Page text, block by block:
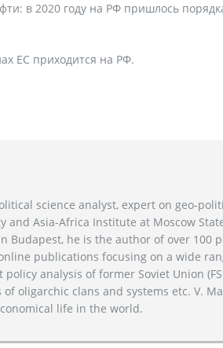
в 2020 году на РФ пришлось
ЕС приходится на РФ.
science analyst, expert on geo-
and Asia-Africa Institute at Moscow
Budapest, he is the author of over 100
publications focusing on a wide
analysis of former Soviet Union
oligarchic clans and systems etc. V.
life in the world.